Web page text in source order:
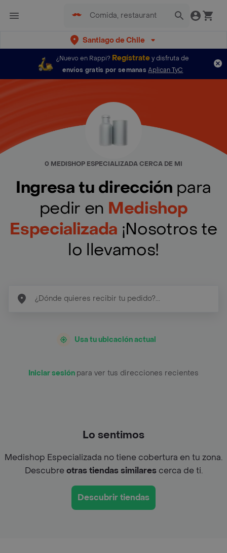
Santiago de Chile
¿Nuevo en Rappi? Regístratey disfruta de
envíos gratis por semanas Aplican TyC
0 MEDISHOP ESPECIALIZADA CERCA DE MI
Ingresa tu dirección para
pedir en Medishop
Especializada ¡Nosotros te
lo llevamos!
Usa tu ubicación actual
Iniciar sesión para ver tus direcciones recientes
Lo sentimos
Medishop Especializada no tiene cobertura en tu zona.
Descubreotras tiendas similarescerca de ti.
Descubrir tiendas